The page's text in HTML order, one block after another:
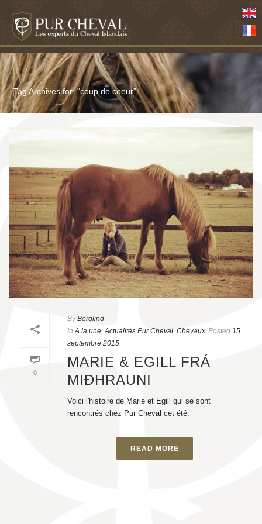
Tag Archives for: "coup de coeur"
0
By Berglind
In A la une,Actualités Pur Cheval, Chevaux Posted 15
septembre 2015
MARIE & EGILL FRÁ
MIÐHRAUNI
Voici l'histoire de Marie et Egill qui se sont
rencontrés chez Pur Cheval cet été.
READ MORE